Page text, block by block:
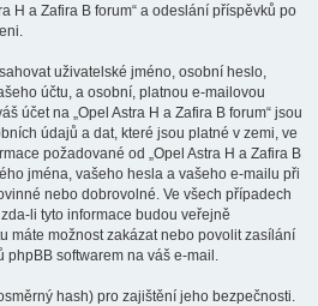
H a Zafira B forum“ a odeslání příspěvků po
uživatelské jméno, osobní heslo,
účtu, a osobní, platnou e-mailovou
účet na „Opel Astra H a Zafira B forum“ jsou
údajů a dat, které jsou platné v zemi, ve
požadované od „Opel Astra H a Zafira B
jména, vašeho hesla a vašeho e-mailu při
nebo dobrovolné. Ve všech případech
li tyto informace budou veřejně
máte možnost zakázat nebo povolit zasílání
phpBB softwarem na váš e-mail.
hash) pro zajištění jeho bezpečnosti.